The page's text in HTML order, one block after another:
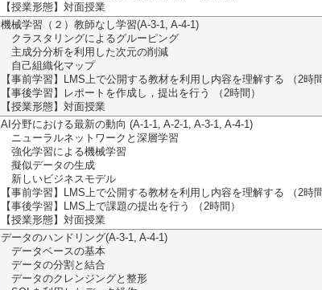
【授業形態】対面授業
機械学習（２）教師なし学習(A-3-1, A-4-1)
クラスタリングによるグルーピング
主成分分析を利用した次元の削減
自己組織化マップ
【事前学習】LMS上で公開する教材を利用し内容を理解する （2時間
【事後学習】レポートを作成し，提出を行う （2時間）
【授業形態】対面授業
AI分野における最新の動向 (A-1-1, A-2-1, A-3-1, A-4-1)
ニューラルネットワークと深層学習
強化学習による機械学習
擬似データの生成
新しいビジネスモデル
【事前学習】LMS上で公開する教材を利用し内容を理解する （2時間
【事後学習】LMS上で課題の提出を行う （2時間）
【授業形態】対面授業
データのハンドリング(A-3-1, A-4-1)
データベースの基本
データの分割と結合
データのクレンジングと整形